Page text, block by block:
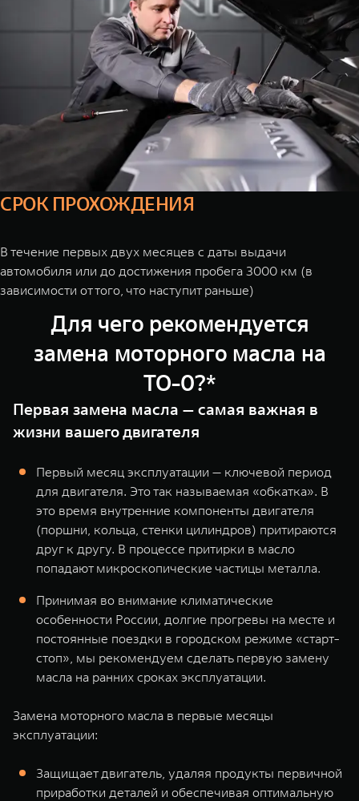
СРОК ПРОХОЖДЕНИЯ
В течение первых двух месяцев с даты выдачи
автомобиля или до достижения пробега 3000 км (в
зависимости от того, что наступит раньше)
Для чего рекомендуется
замена моторного масла на
ТО-0?*
Первая замена масла — самая важная в
жизни вашего двигателя
Первый месяц эксплуатации — ключевой период
для двигателя. Это так называемая «обкатка». В
это время внутренние компоненты двигателя
(поршни, кольца, стенки цилиндров) притираются
друг к другу. В процессе притирки в масло
попадают микроскопические частицы металла.
Принимая во внимание климатические
особенности России, долгие прогревы на месте и
постоянные поездки в городском режиме «старт-
стоп», мы рекомендуем сделать первую замену
масла на ранних сроках эксплуатации.
Замена моторного масла в первые месяцы
эксплуатации:
Защищает двигатель, удаляя продукты первичной
приработки деталей и обеспечивая оптимальную